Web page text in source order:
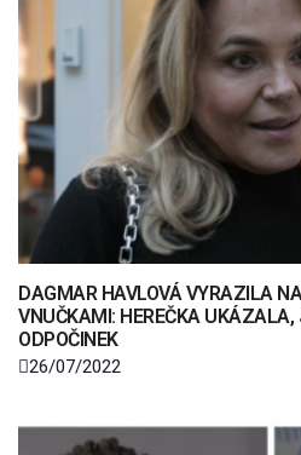
DAGMAR HAVLOVÁ VYRAZILA
VNUČKAMI: HEREČKA
ODPOČINEK
26/07/2022